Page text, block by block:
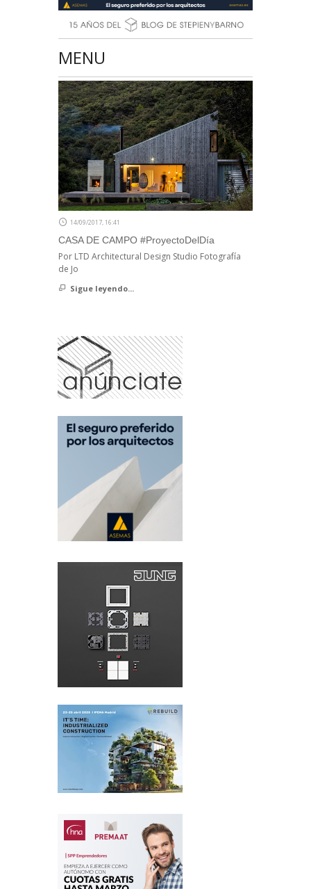
MENU
14/09/2017, 16:41
CASA DE CAMPO #ProyectoDelDía
Por LTD Architectural Design Studio Fotografía
de Jo
Sigue leyendo...